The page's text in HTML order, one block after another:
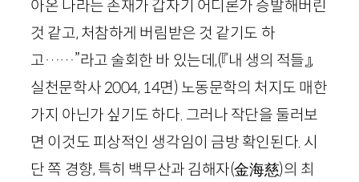
아온 나라는 존재가 갑자기 어디론가 증발해버린
것 같고, 처참하게 버림받은 것 같기도 하
고……”라고 술회한 바 있는데,(『내 생의 적들』,
실천문학사 2004, 14면) 노동문학의 처지도 매한
가지 아닌가 싶기도 하다. 그러나 작단을 둘러보
면 이것도 피상적인 생각임이 금방 확인된다. 시
단 쪽 경향, 특히 백무산과 김해자(金海慈)의 최